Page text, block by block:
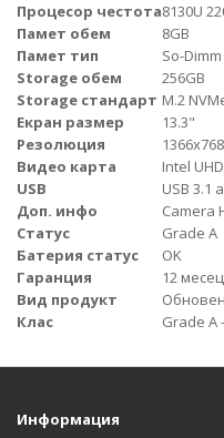
Процесор честота8130U
Памет обем
8GB
Памет тип
So-
Storage обем
256GB
Storage стандарт M.2
Екран размер
13.3"
Резолюция
Видео карта
Intel
USB
USB 3.1
Доп. инфо
Camera
Статус
Grade A
Батерия статус
OK
Гаранция
12
Вид продукт
Клас
Grade A
Информация